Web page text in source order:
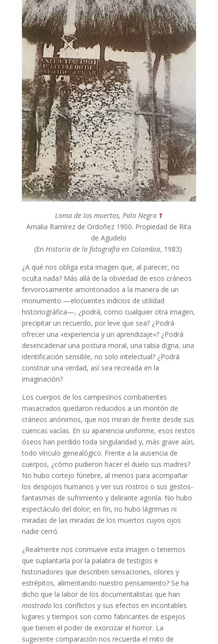
Loma de los muertos, Palo Negro 1
Amalia Ramírez de Ordoñez 1900. Propiedad de Rita
de Agudelo
(En Historia de la fotografía en Colombia, 1983)
¿A qué nos obliga esta imagen que, al parecer, no
oculta nada? Más allá de la obviedad de esos cráneos
fervorosamente amontonados a la manera de un
monumento —elocuentes indicios de utilidad
historiográfica—, ¿podrá, como cualquier otra imagen,
precipitar un recuerdo, por leve que sea? ¿Podrá
ofrecer una «experiencia y un aprendizaje»? ¿Podrá
desencadenar una postura moral, una rabia digna, una
identificación sensible, no solo intelectual? ¿Podrá
construir una verdad, así sea recreada en la
imaginación?
Los cuerpos de los campesinos combatientes
masacrados quedaron reducidos a un montón de
cráneos anónimos, que nos miran de frente desde sus
cuencas vacías. En su apariencia uniforme, esos restos
óseos han perdido toda singularidad y, más grave aún,
todo vínculo genealógico. Frente a la ausencia de
cuerpos, ¿cómo pudieron hacer el duelo sus madres?
No hubo cortejo fúnebre, al menos para acompañar
los despojos humanos y ver sus rostros o sus gestos-
fantasmas de sufrimiento y delirante agonía. No hubo
espectáculo del dolor; en fin, no hubo lágrimas ni
miradas de las miradas de los muertos cuyos ojos
nadie cerró.
¿Realmente nos conmueve esta imagen o tenemos
que suplantarla por la palabra de testigos e
historiadores que describen sensaciones, olores y
estrépitos, alimentando nuestro pensamiento? Se ha
dicho que la labor de los documentalistas que han
mostradolos conflictos y sus efectos en incontables
lugares y tiempos son como fabricantes de espejos
que tienen el poder de exorcizar el horror. La
sugerente comparación nos recuerda el mito de